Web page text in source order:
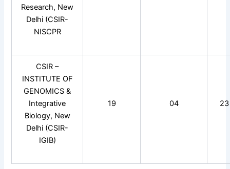
Research, New
Delhi (CSIR-
NISCPR
CSIR –
INSTITUTE OF
GENOMICS &
Integrative
Biology, New
Delhi (CSIR-
IGIB)
19 04 23